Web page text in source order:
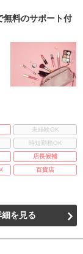
無料のサポート付
未経験OK
時短勤務OK
店長候補
百貨店
細を見る